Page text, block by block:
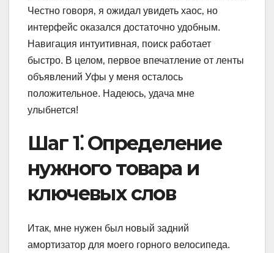
Честно говоря‚ я ожидал увидеть хаос‚ но
интерфейс оказался достаточно удобным.
Навигация интуитивная‚ поиск работает
быстро. В целом‚ первое впечатление от ленты
объявлений Уфы у меня осталось
положительное. Надеюсь‚ удача мне
улыбнется!
Шаг 1⁚ Определение
нужного товара и
ключевых слов
Итак‚ мне нужен был новый задний
амортизатор для моего горного велосипеда.